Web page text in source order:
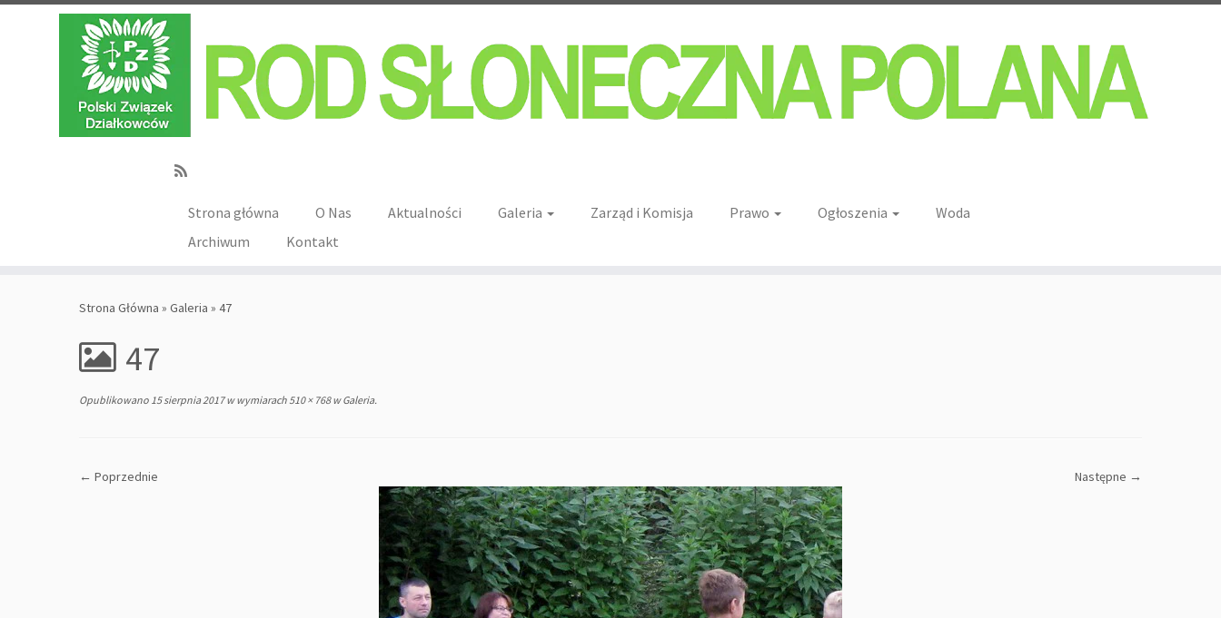
Strona główna O Nas Aktualności Galeria Zarząd i Komisja Prawo Ogłoszenia
Woda
Archiwum
Kontakt
Strona Główna » Galeria » 47
47
Opublikowano 15 sierpnia 2017w wymiarach 510 × 768wGaleria.
← Poprzednie Następne →